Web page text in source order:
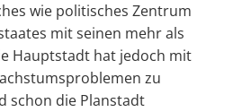
wie politisches Zentrum
mit seinen mehr als
Hauptstadt hat jedoch mit
zu
schon die Planstadt